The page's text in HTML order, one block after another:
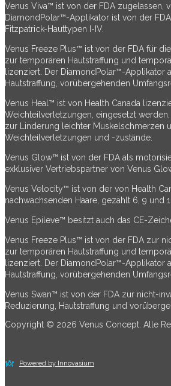
Venus Viva™ ist von der FDA zugelassen,
DiamondPolar™-Applikator ist von der
Fitzpatrick-Hauttypen I-IV.
Venus Freeze Plus™ ist von der FDA für
zur temporären Hautstraffung und
lizenziert. Der DiamondPolar™-Applikator
Hautstraffung, vorübergehenden
Venus Heal™ ist von Health Canada
Weichteilverletzungen, eingesetzt
zur Linderung leichter Muskelschmerzen
Weichteilverletzungen und -zustände.
Venus Glow™ ist von der FDA als
exklusiver Vertriebspartner von Venus
Venus Velocity™ ist von der von Health
nachwachsenden Haare, gezählt 6, 9 und
Venus Epileve™ besitzt auch das CE-
Venus Freeze Plus™ ist von der FDA zur
zur temporären Hautstraffung und
lizenziert. Der DiamondPolar™-
Hautstraffung, vorübergehenden
Venus Swan™ ist von der FDA zur nicht-
Reduzierung, Hautstraffung und
Copyright © 2026 Venus Concept. Alle
Powered by Innovasium